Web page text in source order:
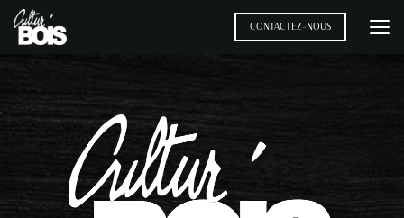
Aller
au
contenu
CONTACTEZ-NOUS